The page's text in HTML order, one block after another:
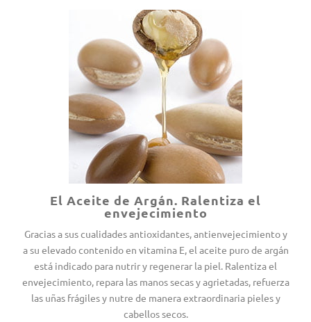
El Aceite de Argán. Ralentiza el
envejecimiento
Gracias a sus cualidades antioxidantes, antienvejecimiento y
a su elevado contenido en vitamina E, el aceite puro de argán
está indicado para nutrir y regenerar la piel. Ralentiza el
envejecimiento, repara las manos secas y agrietadas, refuerza
las uñas frágiles y nutre de manera extraordinaria pieles y
cabellos secos.